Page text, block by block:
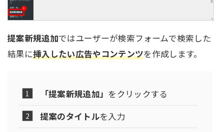
提案新規追加ではユーザーが検索フォームで検索した
結果に挿入したい広告やコンテンツを作成します。
「提案新規追加」 をクリックする
提案のタイトルを入力